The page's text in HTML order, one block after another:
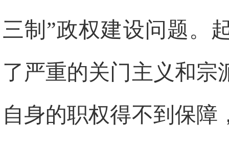
三制”政权建设问题。
了严重的关门主义和宗
自身的职权得不到保障